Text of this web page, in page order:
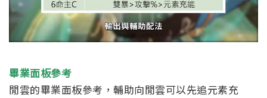
畢業面板參考
閒雲的畢業面板參考，輔助向閒雲可以先追元素充